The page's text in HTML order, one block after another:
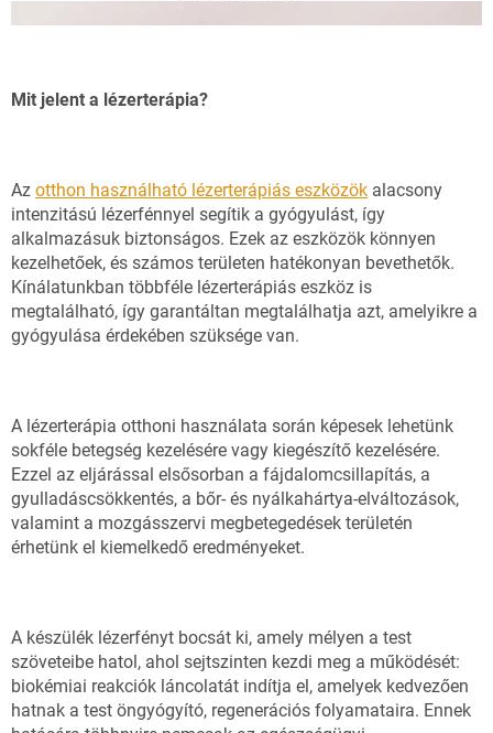
Mit jelent a lézerterápia?
Az otthon használható lézerterápiás eszközök alacsony
intenzitású lézerfénnyel segítik a gyógyulást, így
alkalmazásuk biztonságos. Ezek az eszközök könnyen
kezelhetőek, és számos területen hatékonyan bevethetők.
Kínálatunkban többféle lézerterápiás eszköz is
megtalálható, így garantáltan megtalálhatja azt, amelyikre a
gyógyulása érdekében szüksége van.
A lézerterápia otthoni használata során képesek lehetünk
sokféle betegség kezelésére vagy kiegészítő kezelésére.
Ezzel az eljárással elsősorban a fájdalomcsillapítás, a
gyulladáscsökkentés, a bőr- és nyálkahártya-elváltozások,
valamint a mozgásszervi megbetegedések területén
érhetünk el kiemelkedő eredményeket.
A készülék lézerfényt bocsát ki, amely mélyen a test
szöveteibe hatol, ahol sejtszinten kezdi meg a működését:
biokémiai reakciók láncolatát indítja el, amelyek kedvezően
hatnak a test öngyógyító, regenerációs folyamataira. Ennek